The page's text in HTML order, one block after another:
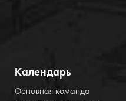
Календарь
Основная команда